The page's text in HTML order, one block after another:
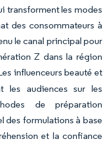
transforment les modes
des consommateurs à
le canal principal pour
Z dans la région
influenceurs beauté et
les audiences sur les
de préparation
des formulations à base
et la confiance